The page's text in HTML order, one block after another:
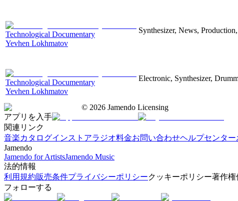
Technological Documentary
Yevhen Lokhmatov
Synthesizer, News,
Technological Documentary
Yevhen Lokhmatov
Electronic, Synthesizer,
© 2026 Jamendo Licensing
アプリを入手
関連リンク
音楽カタログインストアラジオ料金お問い合わせヘルプセンター
Jamendo
Jamendo for ArtistsJamendo Music
法的情報
利用規約販売条件プライバシーポリシークッキーポリシー著作権
フォローする